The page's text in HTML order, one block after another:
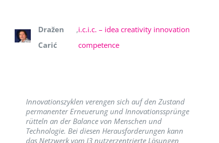
Dražen
Carić
,i.c.i.c. – idea creativity innovation
competence
Innovationszyklen verengen sich auf den Zustand
permanenter Erneuerung und Innovationssprünge
rütteln an der Balance von Menschen und
Technologie. Bei diesen Herausforderungen kann
das Netzwerk vom I3 nutzerzentrierte Lösungen